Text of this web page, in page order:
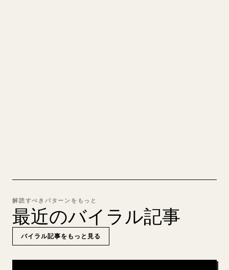
解読すべきパターンをもっと
最近のバイラル記事
バイラル記事をもっと見る